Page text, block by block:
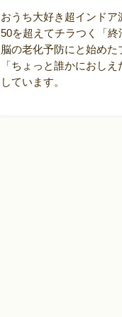
おうち大好き超インドア
50を超えてチラつく「終
脳の老化予防にと始めた
「ちょっと誰かにおし
しています。